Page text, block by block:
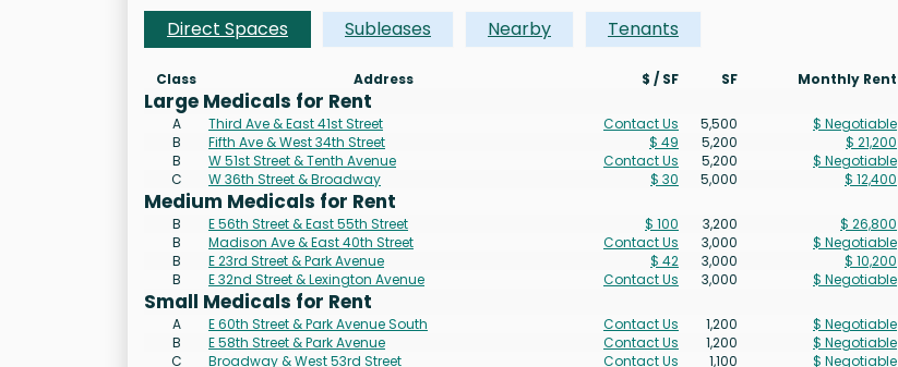
Direct Spaces Subleases Nearby Tenants
Class Address $ / SF SF Monthly Rent
Large Medicals for Rent
A Third Ave & East 41st Street Contact Us 5,500
$ Negotiable
B
Fifth Ave & West 34th Street $ 49 5,200
$ 21,200
B
W 51st Street & Tenth Avenue Contact Us 5,200
$ Negotiable
C
W 36th Street & Broadway $ 30 5,000 $ 12,400
Medium Medicals for Rent
B E 56th Street & East 55th Street $ 100 3,200
$ 26,800
B
Madison Ave & East 40th Street Contact Us 3,000
$ Negotiable
B
E 23rd Street & Park Avenue $ 42 3,000
$ 10,200
B
E 32nd Street & Lexington Avenue Contact Us 3,000 $ Negotiable
Small Medicals for Rent
A E 60th Street & Park Avenue South Contact Us 1,200
$ Negotiable
B
E 58th Street & Park Avenue Contact Us 1,200
$ Negotiable
C
Broadway & West 53rd Street Contact Us 1,100
$ Negotiable